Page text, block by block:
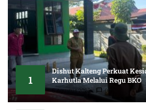
1
Dishut Kalteng Perkuat
Karhutla Melalui Regu BKO
5 Agustus 2026 0